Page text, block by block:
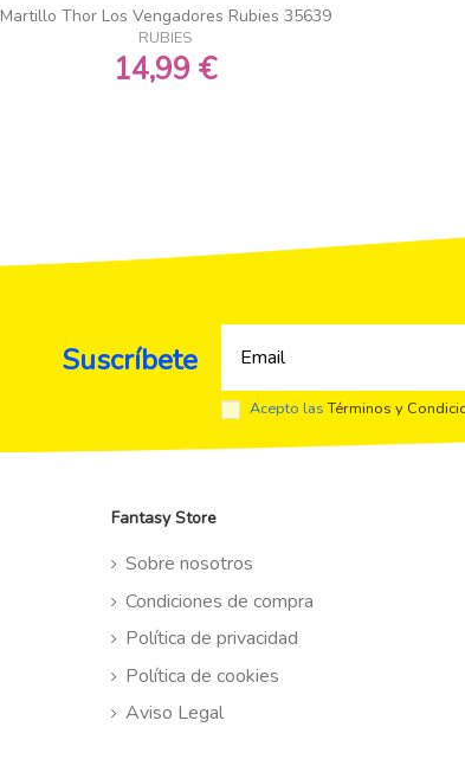
Martillo Thor Los Vengadores Rubies 35639
RUBIES
14,99 €
Suscríbete
Acepto lasTérminos y
Fantasy Store
Sobre nosotros
Condiciones de compra
Política de privacidad
Política de cookies
Aviso Legal